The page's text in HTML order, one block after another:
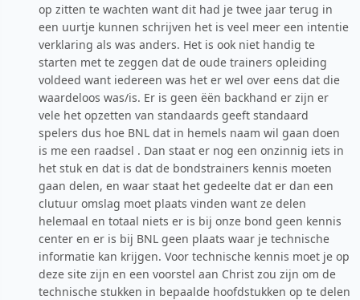
op zitten te wachten want dit had je twee jaar terug in
een uurtje kunnen schrijven het is veel meer een intentie
verklaring als was anders. Het is ook niet handig te
starten met te zeggen dat de oude trainers opleiding
voldeed want iedereen was het er wel over eens dat die
waardeloos was/is. Er is geen ëën backhand er zijn er
vele het opzetten van standaards geeft standaard
spelers dus hoe BNL dat in hemels naam wil gaan doen
is me een raadsel . Dan staat er nog een onzinnig iets in
het stuk en dat is dat de bondstrainers kennis moeten
gaan delen, en waar staat het gedeelte dat er dan een
clutuur omslag moet plaats vinden want ze delen
helemaal en totaal niets er is bij onze bond geen kennis
center en er is bij BNL geen plaats waar je technische
informatie kan krijgen. Voor technische kennis moet je op
deze site zijn en een voorstel aan Christ zou zijn om de
technische stukken in bepaalde hoofdstukken op te delen